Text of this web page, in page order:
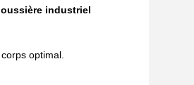
industriel
optimal.